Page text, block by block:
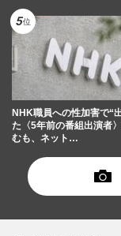
NHK職員への性加害で“
た〈5年前の番組出演者
むも、ネット…